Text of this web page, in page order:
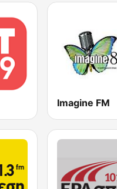
Imagine FM